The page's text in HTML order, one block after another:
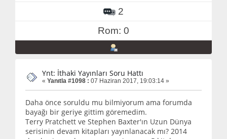
2
Rom: 0
Ynt: İthaki Yayınları Soru Hattı
« Yanıtla #1098 : 07 Haziran 2017, 19:03:14 »
Daha önce soruldu mu bilmiyorum ama forumda
bayağı bir geriye gittim göremedim.
Terry Pratchett ve Stephen Baxter'ın Uzun Dünya
serisinin devam kitapları yayınlanacak mı? 2014